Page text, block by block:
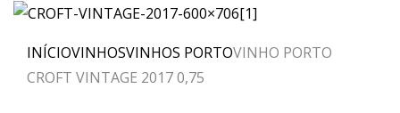
INÍCIOVINHOSVINHOS PORTOVINHO PORTO
CROFT VINTAGE 2017 0,75